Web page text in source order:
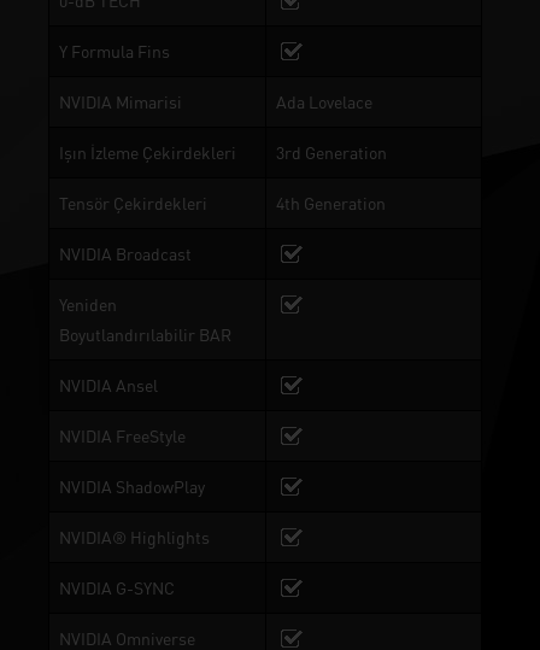
Y Formula Fins
NVIDIA Mimarisi Ada Lovelace
Işın İzleme Çekirdekleri 3rd Generation
Tensör Çekirdekleri 4th Generation
NVIDIA Broadcast
Yeniden
Boyutlandırılabilir BAR
NVIDIA Ansel
NVIDIA FreeStyle
NVIDIA ShadowPlay
NVIDIA® Highlights
NVIDIA G-SYNC
NVIDIA Omniverse